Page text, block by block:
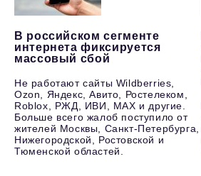
В российском сегменте
интернета фиксируется
массовый сбой
Не работают сайты Wildberries,
Ozon, Яндекс, Авито, Ростелеком,
Roblox, РЖД, ИВИ, MAX и другие.
Больше всего жалоб поступило от
жителей Москвы, Санкт-Петербурга,
Нижегородской, Ростовской и
Тюменской областей.